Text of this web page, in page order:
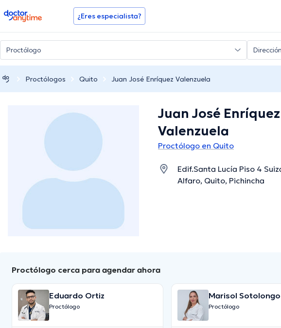
doctoranytime ¿Eres especialista?
Proctólogos Quito Juan José Enríquez Valenzuela
Juan José Enríquez
Valenzuela
Proctólogo en Quito
Edif.Santa Lucía Piso 4
Alfaro, Quito, Pichincha
Proctólogo cerca para agendar ahora
Eduardo Ortiz
Proctólogo
Marisol
Proctólogo